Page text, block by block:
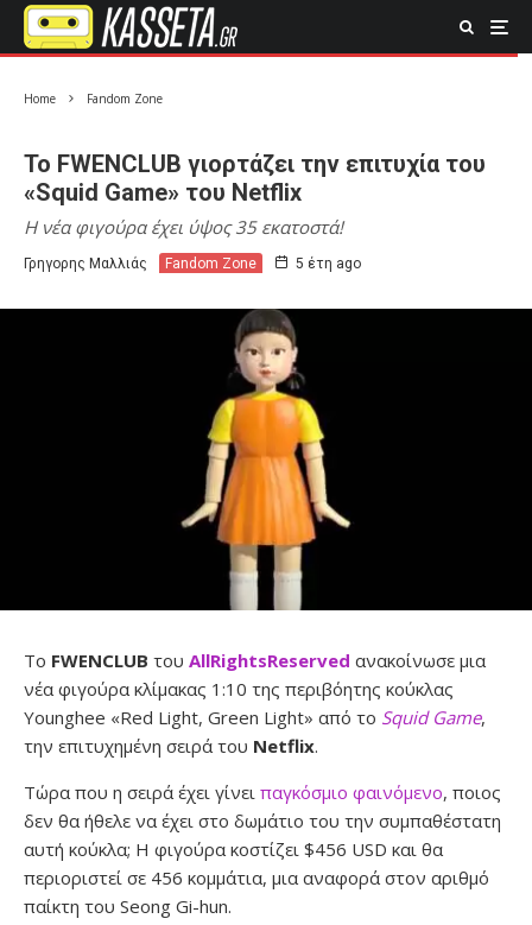
Home Fandom Zone
Το FWENCLUB γιορτάζει την επιτυχία του
«Squid Game» του Netflix
Η νέα φιγούρα έχει ύψος 35 εκατοστά!
Γρηγορης Μαλλιάς Fandom Zone 5 έτη ago
Το FWENCLUB του AllRightsReserved ανακοίνωσε μια
νέα φιγούρα κλίμακας 1:10 της περιβόητης κούκλας
Younghee «Red Light, Green Light» από το Squid Game,
την επιτυχημένη σειρά του Netflix.
Tώρα που η σειρά έχει γίνει παγκόσμιο φαινόμενο, ποιος
δεν θα ήθελε να έχει στο δωμάτιο του την συμπαθέστατη
αυτή κούκλα; Η φιγούρα κοστίζει $456 USD και θα
περιοριστεί σε 456 κομμάτια, μια αναφορά στον αριθμό
παίκτη του Seong Gi-hun.